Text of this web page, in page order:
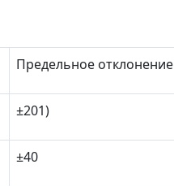
Предельное отклонение
±201)
±40